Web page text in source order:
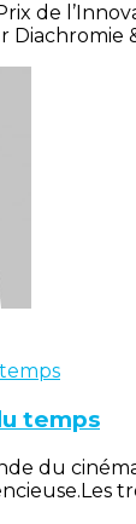
de
Diachromie
temps
du